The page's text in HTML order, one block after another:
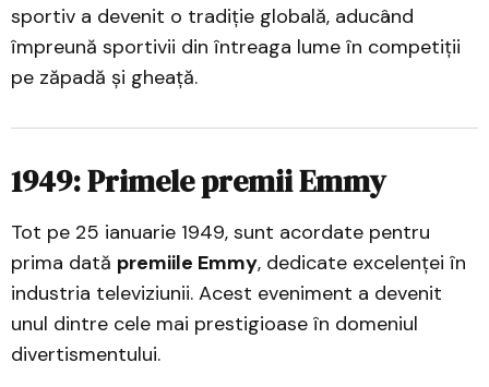
sportiv a devenit o tradiție globală, aducând
împreună sportivii din întreaga lume în competiții
pe zăpadă și gheață.
1949: Primele premii Emmy
Tot pe 25 ianuarie 1949, sunt acordate pentru
prima dată premiile Emmy, dedicate excelenței în
industria televiziunii. Acest eveniment a devenit
unul dintre cele mai prestigioase în domeniul
divertismentului.